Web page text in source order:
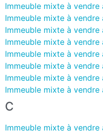
Immeuble mixte à
Immeuble mixte à vendre
Immeuble mixte à vendre
Immeuble mixte à vendre
Immeuble mixte à vendre
Immeuble mixte à vendre
Immeuble mixte à vendre
Immeuble mixte à vendre
C
Immeuble mixte à